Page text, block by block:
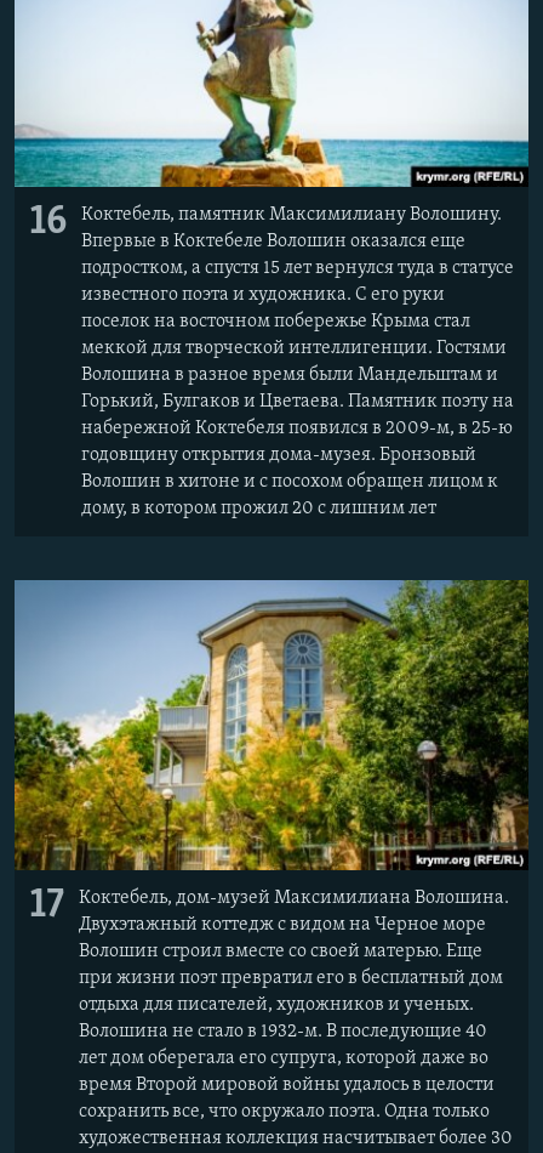
16
Коктебель, памятник Максимилиану Волошину.
Впервые в Коктебеле Волошин оказался еще
подростком, а спустя 15 лет вернулся туда в статусе
известного поэта и художника. С его руки
поселок на восточном побережье Крыма стал
меккой для творческой интеллигенции. Гостями
Волошина в разное время были Мандельштам и
Горький, Булгаков и Цветаева. Памятник поэту на
набережной Коктебеля появился в 2009-м, в 25-ю
годовщину открытия дома-музея. Бронзовый
Волошин в хитоне и с посохом обращен лицом к
дому, в котором прожил 20 с лишним лет
17
Коктебель, дом-музей Максимилиана Волошина.
Двухэтажный коттедж с видом на Черное море
Волошин строил вместе со своей матерью. Еще
при жизни поэт превратил его в бесплатный дом
отдыха для писателей, художников и ученых.
Волошина не стало в 1932-м. В последующие 40
лет дом оберегала его супруга, которой даже во
время Второй мировой войны удалось в целости
сохранить все, что окружало поэта. Одна только
художественная коллекция насчитывает более 30